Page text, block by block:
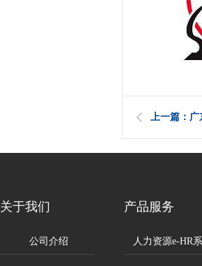
上一篇：广
关于我们
公司介绍
产品服务
人力资源e-HR